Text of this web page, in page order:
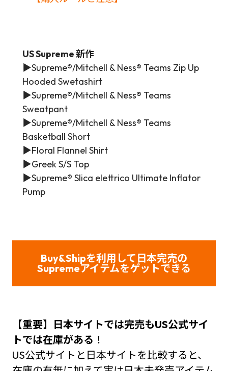
US Supreme 新作
▶Supreme®/Mitchell & Ness® Teams Zip Up
Hooded Swetashirt
▶Supreme®/Mitchell & Ness® Teams
Sweatpant
▶Supreme®/Mitchell & Ness® Teams
Basketball Short
▶Floral Flannel Shirt
▶Greek S/S Top
▶Supreme® Slica elettrico Ultimate Inflator
Pump
Buy&Shipを利用して日本完売の
Supremeアイテムをゲットできる
【重要】日本サイトでは完売もUS公式サイ
トでは在庫がある ！
US公式サイトと日本サイトを比較すると、